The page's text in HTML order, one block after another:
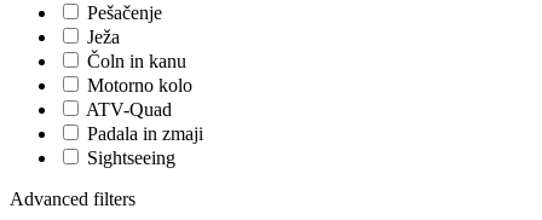
Pešačenje
Ježa
Čoln in kanu
Motorno kolo
ATV-Quad
Padala in zmaji
Sightseeing
Advanced filters